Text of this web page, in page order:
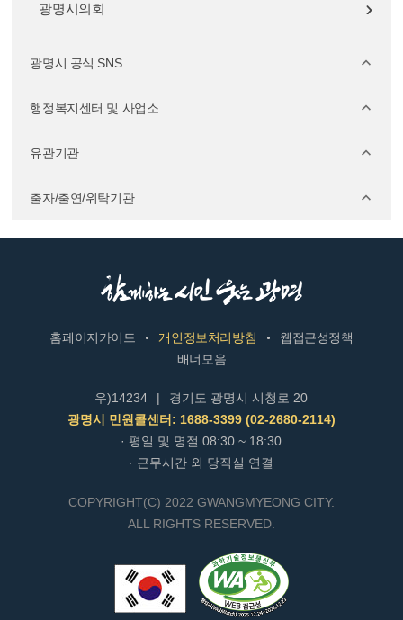
광명시의회
광명시 공식 SNS
행정복지센터 및 사업소
유관기관
출자/출연/위탁기관
홈페이지가이드 개인정보처리방침
웹접근성정책
배너모음
우)14234 |
경기도 광명시 시청로 20
광명시 민원콜센터: 1688-3399 (02-2680-2114)
· 평일 및 명절 08:30 ~ 18:30
· 근무시간 외 당직실 연결
COPYRIGHT(C) 2022 GWANGMYEONG CITY.
ALL RIGHTS RESERVED.